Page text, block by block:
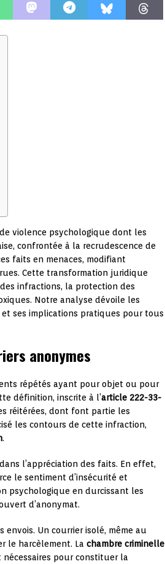
violence psychologique dont les
confrontée à la recrudescence de
faits en menaces, modifiant
Cette transformation juridique
infractions, la protection des
Notre analyse dévoile les
ses implications pratiques pour tous
anonymes
répétés ayant pour objet ou pour
définition, inscrite à l’article 222-33-
réitérées, dont font partie les
les contours de cette infraction,
.
l’appréciation des faits. En effet,
le sentiment d’insécurité et
psychologique en durcissant les
d’anonymat.
envois. Un courrier isolé, même au
le harcèlement. La chambre criminelle
pour constituer la